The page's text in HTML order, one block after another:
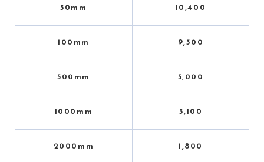
50mm 10,400
100mm 9,300
500mm 5,000
1000mm 3,100
2000mm 1,800